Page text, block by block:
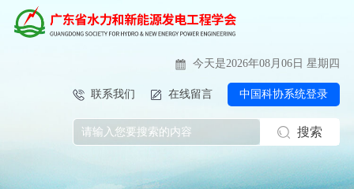
今天是2026年08月06日 星期四
联系我们 在线留言 中国科协系统登录
搜索